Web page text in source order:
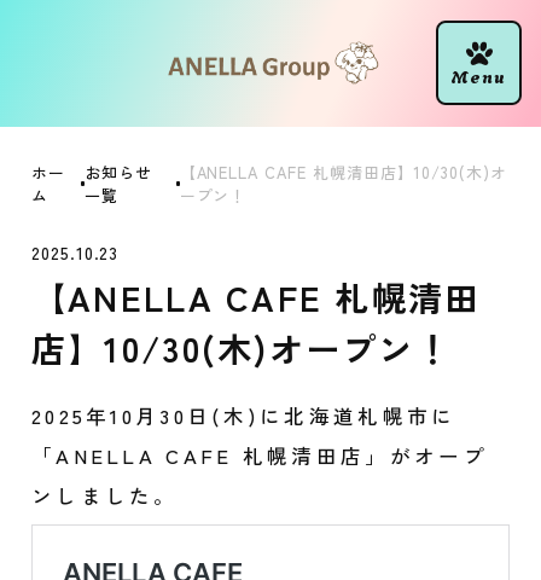
ホー
ム
お知らせ
一覧
【ANELLA CAFE 札幌清田店】10/30(木)オ
ープン！
2025.10.23
【ANELLA CAFE 札幌清田
店】10/30(木)オープン！
2025年10月30日(木)に北海道札幌市に
「ANELLA CAFE 札幌清田店」がオープ
ンしました。